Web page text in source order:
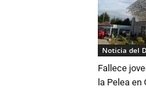
Noticia del
Fallece
la Pelea en